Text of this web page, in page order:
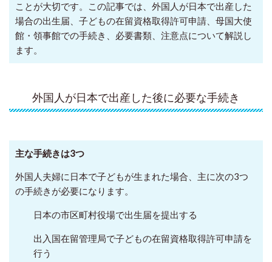
ことが大切です。この記事では、外国人が日本で出産した
場合の出生届、子どもの在留資格取得許可申請、母国大使
館・領事館での手続き、必要書類、注意点について解説し
ます。
外国人が日本で出産した後に必要な手続き
主な手続きは3つ
外国人夫婦に日本で子どもが生まれた場合、主に次の3つ
の手続きが必要になります。
日本の市区町村役場で出生届を提出する
出入国在留管理局で子どもの在留資格取得許可申請を
行う